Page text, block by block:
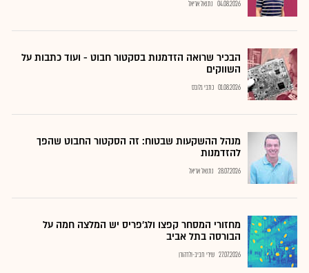
04.08.2026 נתנאל אריאל
הבכיר שרואה הזדמנות בסקטור חבוט - ועוד כתבות על
השווקים
01.08.2026 כתבי גלובס
מנהל ההשקעות שבטוח: זה הסקטור החבוט שהפך
להזדמנות
28.07.2026 נתנאל אריאל
מחזורי המסחר קפצו ולג'פריס יש המלצה חמה על
הבורסה בתל אביב
27.07.2026 שירי חביב-ולדהורן